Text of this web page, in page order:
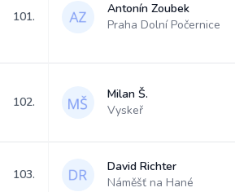
101.
Antonín Zoubek
Praha Dolní Počernice
102.
Milan Š.
Vyskeř
103.
David Richter
Náměšť na Hané